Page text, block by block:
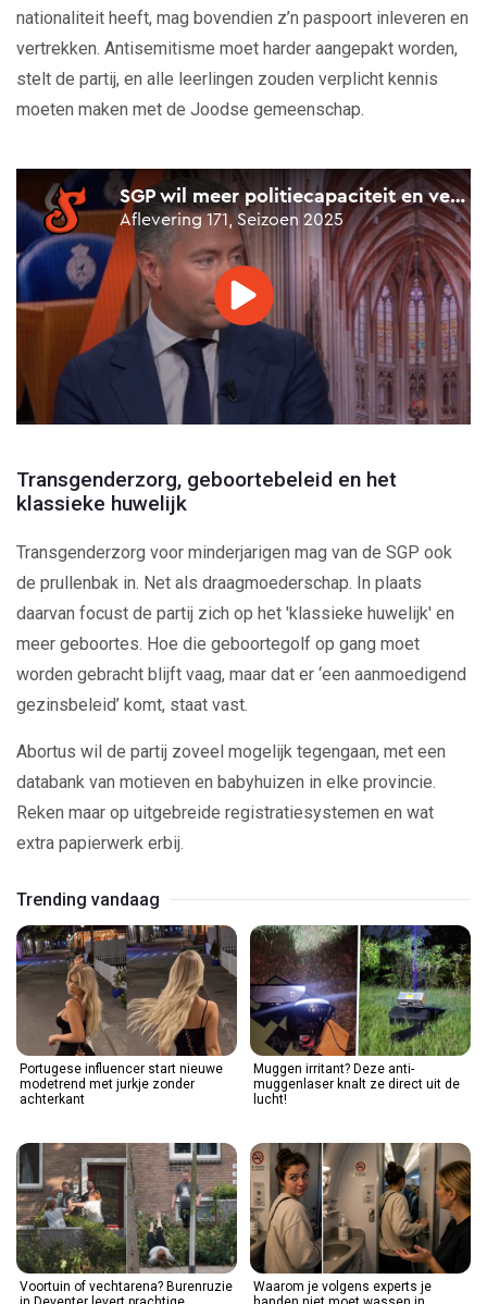
nationaliteit heeft, mag bovendien z’n paspoort inleveren en
vertrekken. Antisemitisme moet harder aangepakt worden,
stelt de partij, en alle leerlingen zouden verplicht kennis
moeten maken met de Joodse gemeenschap.
Transgenderzorg, geboortebeleid en het
klassieke huwelijk
Transgenderzorg voor minderjarigen mag van de SGP ook
de prullenbak in. Net als draagmoederschap. In plaats
daarvan focust de partij zich op het 'klassieke huwelijk' en
meer geboortes. Hoe die geboortegolf op gang moet
worden gebracht blijft vaag, maar dat er ‘een aanmoedigend
gezinsbeleid’ komt, staat vast.
Abortus wil de partij zoveel mogelijk tegengaan, met een
databank van motieven en babyhuizen in elke provincie.
Reken maar op uitgebreide registratiesystemen en wat
extra papierwerk erbij.
Trending vandaag
Portugese influencer start nieuwe
modetrend met jurkje zonder
achterkant
Muggen irritant? Deze anti-
muggenlaser knalt ze direct uit de
lucht!
Voortuin of vechtarena? Burenruzie
Waarom je volgens experts je